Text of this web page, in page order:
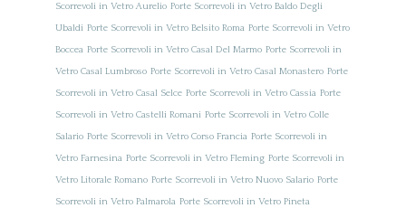
Scorrevoli in Vetro Aurelio Porte Scorrevoli in Vetro Baldo Degli
Ubaldi Porte Scorrevoli in Vetro Belsito Roma Porte Scorrevoli in Vetro
Boccea Porte Scorrevoli in Vetro Casal Del Marmo Porte Scorrevoli in
Vetro Casal Lumbroso Porte Scorrevoli in Vetro Casal Monastero Porte
Scorrevoli in Vetro Casal Selce Porte Scorrevoli in Vetro Cassia Porte
Scorrevoli in Vetro Castelli Romani Porte Scorrevoli in Vetro Colle
Salario Porte Scorrevoli in Vetro Corso Francia Porte Scorrevoli in
Vetro Farnesina Porte Scorrevoli in Vetro Fleming Porte Scorrevoli in
Vetro Litorale Romano Porte Scorrevoli in Vetro Nuovo Salario Porte
Scorrevoli in Vetro Palmarola Porte Scorrevoli in Vetro Pineta